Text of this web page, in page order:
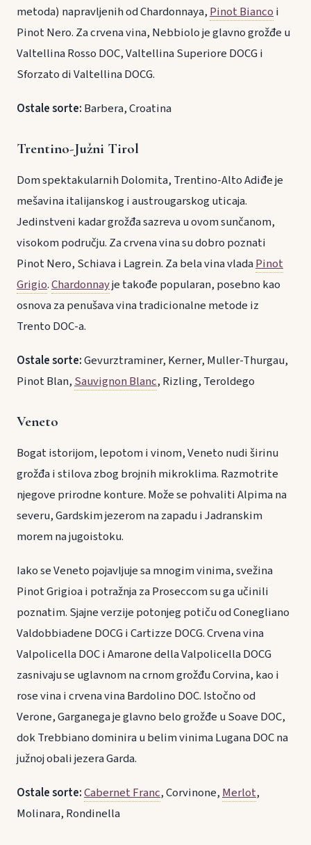
metoda) napravljenih od Chardonnaya, Pinot Bianco i
Pinot Nero. Za crvena vina, Nebbiolo je glavno grožđe u
Valtellina Rosso DOC, Valtellina Superiore DOCG i
Sforzato di Valtellina DOCG.
Ostale sorte: Barbera, Croatina
Trentino-Južni Tirol
Dom spektakularnih Dolomita, Trentino-Alto Adiđe je
mešavina italijanskog i austrougarskog uticaja.
Jedinstveni kadar grožđa sazreva u ovom sunčanom,
visokom području. Za crvena vina su dobro poznati
Pinot Nero, Schiava i Lagrein. Za bela vina vladaPinot
Grigio.Chardonnayje takođe popularan, posebno kao
osnova za penušava vina tradicionalne metode iz
Trento DOC-a.
Ostale sorte:Gevurztraminer, Kerner, Muller-Thurgau,
Pinot Blan,Sauvignon Blanc, Rizling, Teroldego
Veneto
Bogat istorijom, lepotom i vinom, Veneto nudi širinu
grožđa i stilova zbog brojnih mikroklima. Razmotrite
njegove prirodne konture. Može se pohvaliti Alpima na
severu, Gardskim jezerom na zapadu i Jadranskim
morem na jugoistoku.
Iako se Veneto pojavljuje sa mnogim vinima, svežina
Pinot Grigioa i potražnja za Proseccom su ga učinili
poznatim. Sjajne verzije potonjeg potiču od Conegliano
Valdobbiadene DOCG i Cartizze DOCG. Crvena vina
Valpolicella DOC i Amarone della Valpolicella DOCG
zasnivaju se uglavnom na crnom grožđu Corvina, kao i
rose vina i crvena vina Bardolino DOC. Istočno od
Verone, Garganega je glavno belo grožđe u Soave DOC,
dok Trebbiano dominira u belim vinima Lugana DOC na
južnoj obali jezera Garda.
Ostale sorte:Cabernet Franc, Corvinone,Merlot,
Molinara, Rondinella